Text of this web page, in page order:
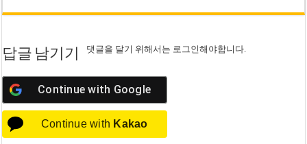
답글 남기기 댓글을 달기 위해서는 로그인해야합니다.
Continue with Google
Continue with Kakao